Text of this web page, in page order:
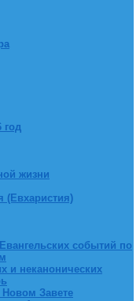
год
жизни
(Евхаристия)
событий по
и неканонических
Завете